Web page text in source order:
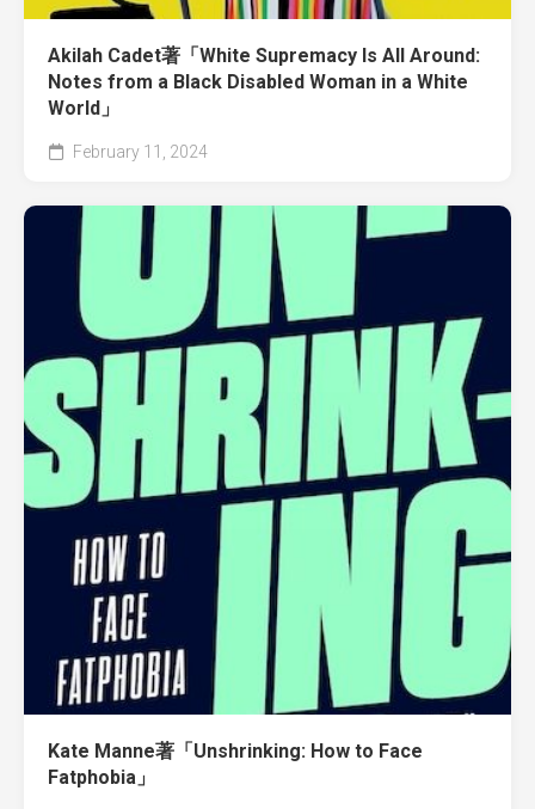
Akilah Cadet著「White Supremacy Is All Around:
Notes from a Black Disabled Woman in a White
World」
February 11, 2024
Kate Manne著「Unshrinking: How to Face
Fatphobia」